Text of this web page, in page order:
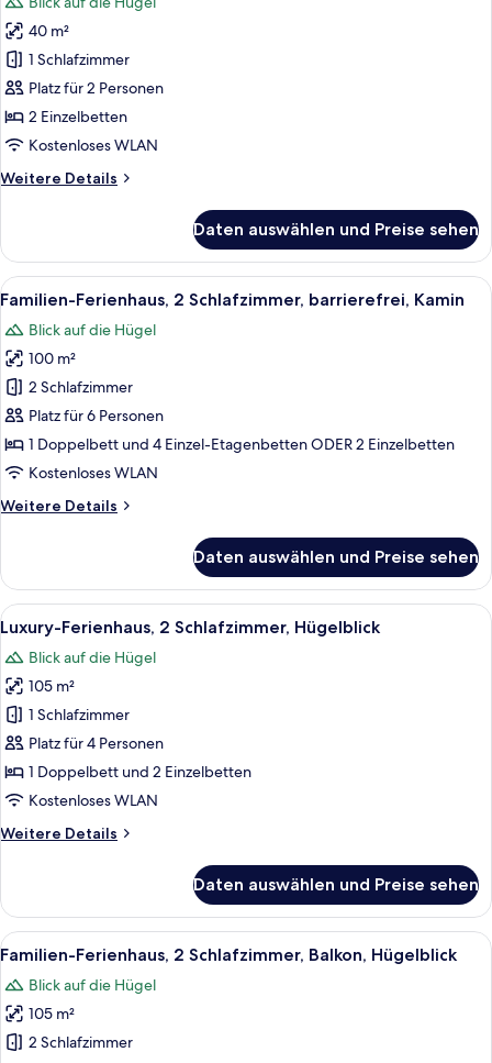
für
Luxury-
Zweibettzimmer,
2 Einzelbetten
anzeigen
40 m²
1 Schlafzimmer
Platz für 2 Personen
2 Einzelbetten
Kostenloses WLAN
Weitere Details
Weitere
Zweibettzimmer,
2 Einzelbetten
Daten auswählen und Preise sehen
Alle
Fotos
für
Familien-
Ferienhaus,
2 Schlafzimmer,
barrierefrei,
Kamin
Ein Schlafzimmer mit einem großen
7
Familien-Ferienhaus, 2 Schlafzimmer, barrierefrei, Kamin
Blick auf die Hügel
100 m²
2 Schlafzimmer
Platz für 6 Personen
1 Doppelbett und 4 Einzel-Etagenbetten ODER 2 Einzelbetten
Kostenloses WLAN
Weitere Details
Weitere
Ferienhaus,
2 Schlafzimmer,
barrierefrei,
Daten auswählen und Preise sehen
Alle
Fotos
für
Luxury-
Ferienhaus,
2 Schlafzimmer,
Hügelblick
anzeigen
Ein großzügiger Wohnbereich mit
8
Luxury-Ferienhaus, 2 Schlafzimmer, Hügelblick
Blick auf die Hügel
105 m²
1 Schlafzimmer
Platz für 4 Personen
1 Doppelbett und 2 Einzelbetten
Kostenloses WLAN
Weitere Details
Weitere
Ferienhaus,
2 Schlafzimmer,
Hügelblick
Daten auswählen und Preise sehen
Alle
Fotos
für
Familien-
Ferienhaus,
Ein Balkon mit Blick auf eine
8
Familien-Ferienhaus, 2 Schlafzimmer, Balkon, Hügelblick
Blick auf die Hügel
105 m²
2 Schlafzimmer